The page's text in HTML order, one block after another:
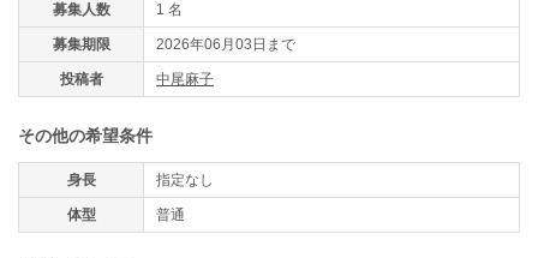
募集人数 1 名
募集期限 2026年06月03日まで
投稿者 中尾麻子
その他の希望条件
身長 指定なし
体型 普通